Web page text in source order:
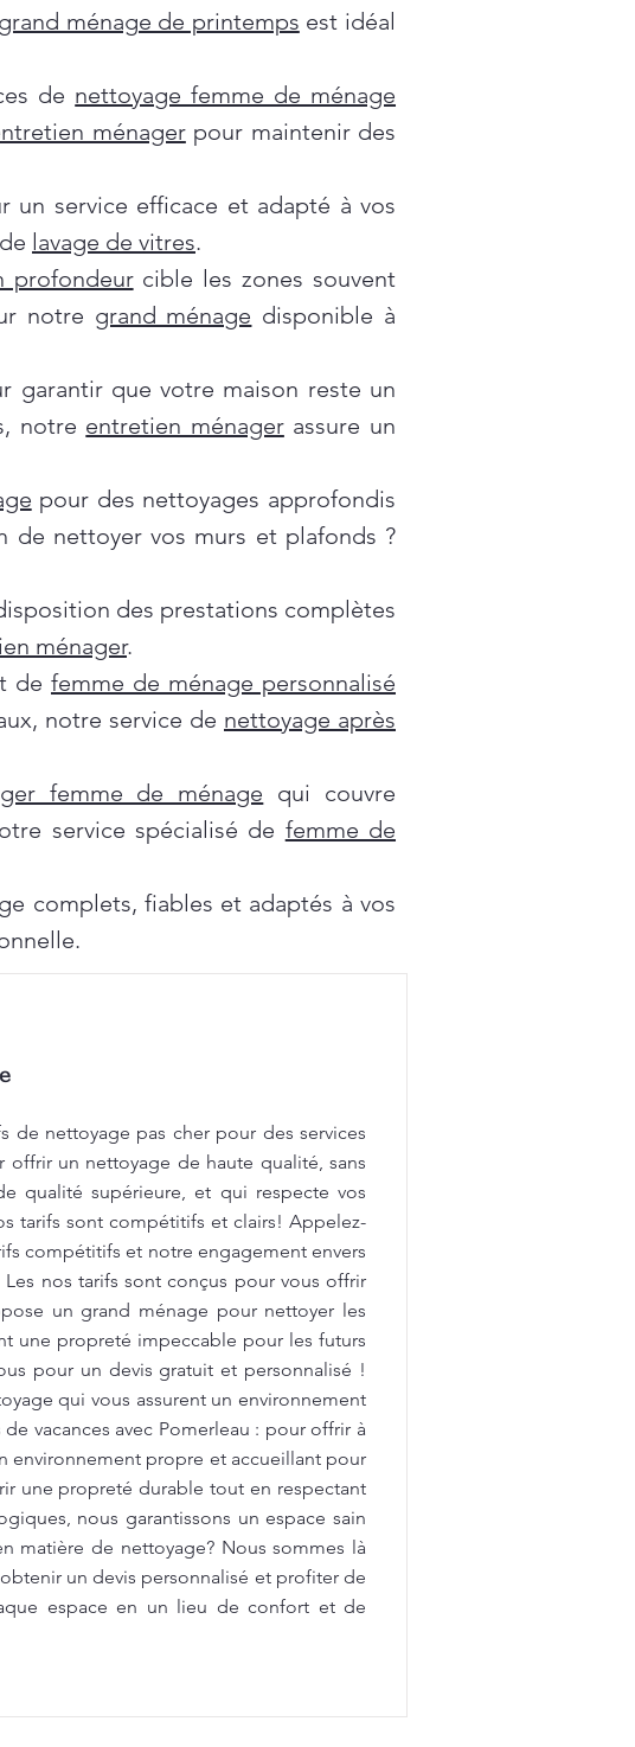
grand ménage de printemps est idéal
de nettoyage femme de ménage
ménagerpour maintenir des
un service efficace et adapté à vos
lavage de vitres.
profondeurcible les zones souvent
notre grand ménage disponible à
garantir que votre maison reste un
notre entretien ménagerassure un
pour des nettoyages approfondis
de nettoyer vos murs et plafonds ?
des prestations complètes
ménager.
de femme de ménage personnalisé
notre service de nettoyage après
femme de ménage qui couvre
service spécialisé de femme de
complets, fiables et adaptés à vos
de nettoyage pas cher pour des services
un nettoyage de haute qualité, sans
qualité supérieure, et qui respecte vos
tarifs sont compétitifs et clairs! Appelez-
compétitifs et notre engagement envers
nos tarifs sont conçus pour vous offrir
un grand ménage pour nettoyer les
une propreté impeccable pour les futurs
pour un devis gratuit et personnalisé !
qui vous assurent un environnement
vacances avec Pomerleau : pour offrir à
environnement propre et accueillant pour
une propreté durable tout en respectant
nous garantissons un espace sain
matière de nettoyage? Nous sommes là
un devis personnalisé et profiter de
espace en un lieu de confort et de